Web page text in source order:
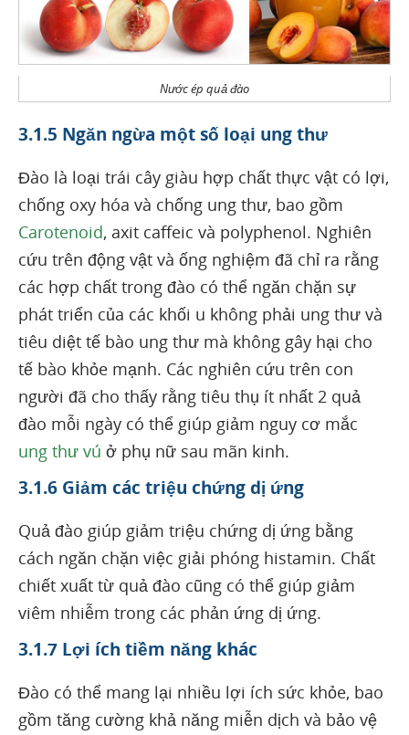
Nước ép quả đào
3.1.5 Ngăn ngừa một số loại ung thư
Đào là loại trái cây giàu hợp chất thực vật có lợi,
chống oxy hóa và chống ung thư, bao gồm
Carotenoid, axit caffeic và polyphenol. Nghiên
cứu trên động vật và ống nghiệm đã chỉ ra rằng
các hợp chất trong đào có thể ngăn chặn sự
phát triển của các khối u không phải ung thư và
tiêu diệt tế bào ung thư mà không gây hại cho
tế bào khỏe mạnh. Các nghiên cứu trên con
người đã cho thấy rằng tiêu thụ ít nhất 2 quả
đào mỗi ngày có thể giúp giảm nguy cơ mắc
ung thư vú ở phụ nữ sau mãn kinh.
3.1.6 Giảm các triệu chứng dị ứng
Quả đào giúp giảm triệu chứng dị ứng bằng
cách ngăn chặn việc giải phóng histamin. Chất
chiết xuất từ quả đào cũng có thể giúp giảm
viêm nhiễm trong các phản ứng dị ứng.
3.1.7 Lợi ích tiềm năng khác
Đào có thể mang lại nhiều lợi ích sức khỏe, bao
gồm tăng cường khả năng miễn dịch và bảo vệ